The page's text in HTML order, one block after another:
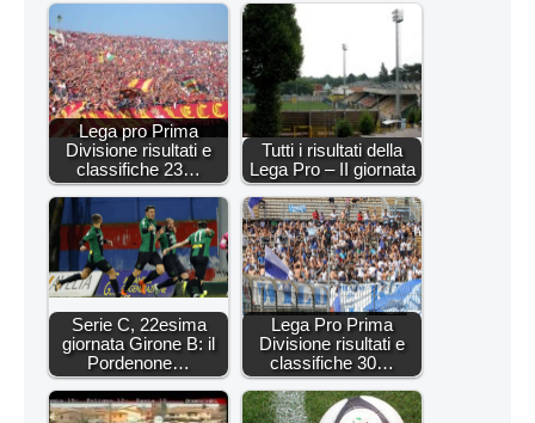
Lega pro Prima
Divisione risultati e
classifiche 23…
Tutti i risultati della
Lega Pro – II giornata
Serie C, 22esima
giornata Girone B: il
Pordenone…
Lega Pro Prima
Divisione risultati e
classifiche 30…